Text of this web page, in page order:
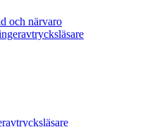
och närvaro